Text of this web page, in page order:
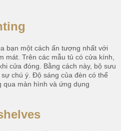
bạn một cách ấn tượng nhất với
mát. Trên các mẫu tủ có cửa kính,
cửa đóng. Bằng cách này, bộ sưu
chú ý. Độ sáng của đèn có thể
qua màn hình và ứng dụng